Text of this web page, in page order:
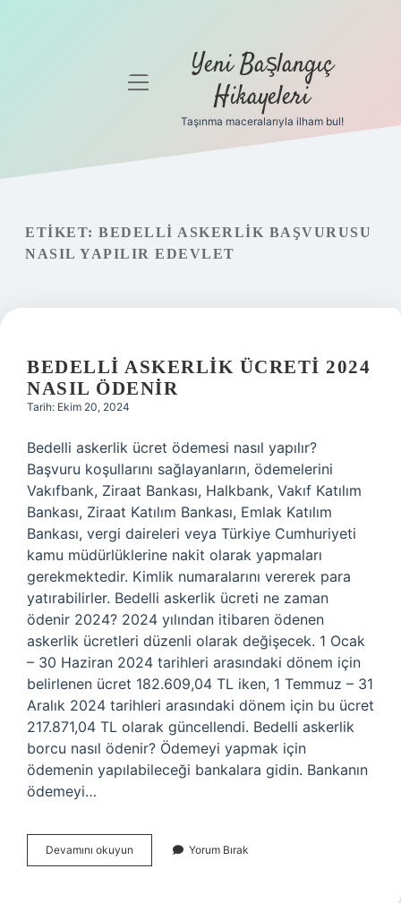
Gizlilik
Yasal Uyarı
menüyü
Yeni Başlangıç
Hikayeleri
Taşınma maceralarıyla ilham bul!
ETIKET: BEDELLI ASKERLIK BAŞVURUSU
NASIL YAPILIR EDEVLET
BEDELLI ASKERLIK ÜCRETI 2024
NASIL ÖDENIR
Tarih: Ekim 20, 2024
Bedelli askerlik ücret ödemesi nasıl yapılır?
Başvuru koşullarını sağlayanların, ödemelerini
Vakıfbank, Ziraat Bankası, Halkbank, Vakıf Katılım
Bankası, Ziraat Katılım Bankası, Emlak Katılım
Bankası, vergi daireleri veya Türkiye Cumhuriyeti
kamu müdürlüklerine nakit olarak yapmaları
gerekmektedir. Kimlik numaralarını vererek para
yatırabilirler. Bedelli askerlik ücreti ne zaman
ödenir 2024? 2024 yılından itibaren ödenen
askerlik ücretleri düzenli olarak değişecek. 1 Ocak
– 30 Haziran 2024 tarihleri ​​arasındaki dönem için
belirlenen ücret 182.609,04 TL iken, 1 Temmuz – 31
Aralık 2024 tarihleri ​​arasındaki dönem için bu ücret
217.871,04 TL olarak güncellendi. Bedelli askerlik
borcu nasıl ödenir? Ödemeyi yapmak için
ödemenin yapılabileceği bankalara gidin. Bankanın
ödemeyi…
Devamını okuyun
Askerlik
Yorum Bırak